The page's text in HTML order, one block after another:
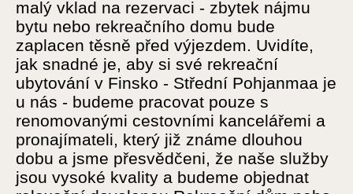
malý vklad na rezervaci - zbytek nájmu
bytu nebo rekreačního domu bude
zaplacen těsně před výjezdem. Uvidíte,
jak snadné je, aby si své rekreační
ubytování v Finsko - Střední Pohjanmaa je
u nás - budeme pracovat pouze s
renomovanými cestovními kancelářemi a
pronajímateli, který již známe dlouhou
dobu a jsme přesvědčeni, že naše služby
jsou vysoké kvality a budeme objednat